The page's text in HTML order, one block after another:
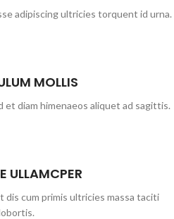
adipiscing ultricies torquent id urna.
MOLLIS
et diam himenaeos aliquet ad sagittis.
ULLAMCPER
cum primis ultricies massa taciti